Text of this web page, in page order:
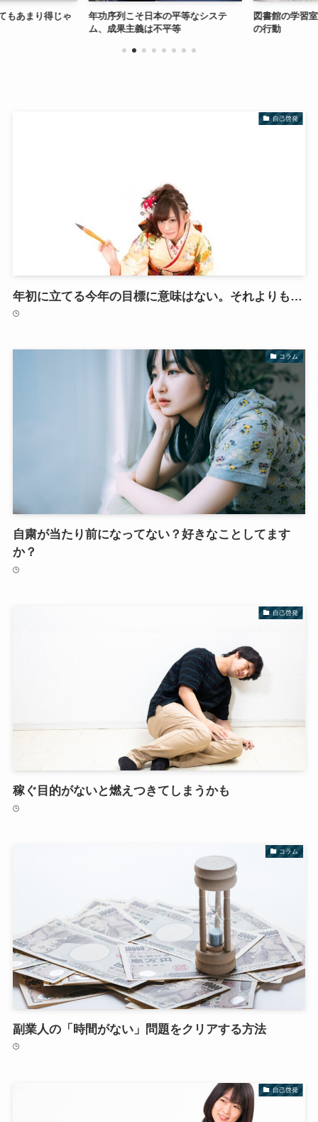
あまり得じゃ
年功序列こそ日本の平等なシステ
ム、成果主義は不平等
図書館の学習室
の行動
自己啓発
年初に立てる今年の目標に意味はない。それよりも…
コラム
自粛が当たり前になってない？好きなことしてます
か？
自己啓発
稼ぐ目的がないと燃えつきてしまうかも
コラム
副業人の「時間がない」問題をクリアする方法
自己啓発